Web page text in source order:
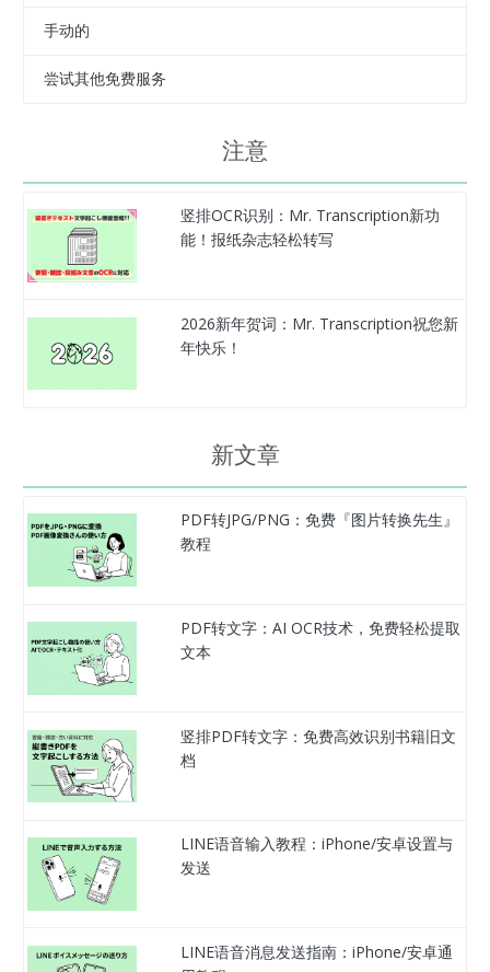
手动的
尝试其他免费服务
注意
竖排OCR识别：Mr. Transcription新功
能！报纸杂志轻松转写
2026新年贺词：Mr. Transcription祝您新
年快乐！
新文章
PDF转JPG/PNG：免费『图片转换先生』
教程
PDF转文字：AI OCR技术，免费轻松提取
文本
竖排PDF转文字：免费高效识别书籍旧文
档
LINE语音输入教程：iPhone/安卓设置与
发送
LINE语音消息发送指南：iPhone/安卓通